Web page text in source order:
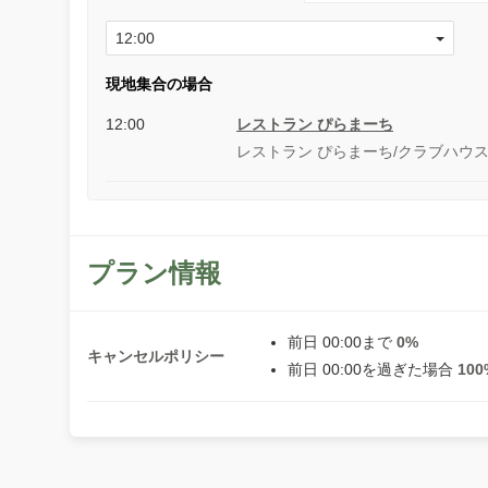
現地集合の場合
12:00
レストラン ぴらまーち
レストラン ぴらまーち/クラブハウ
プラン情報
キャンセルポリシー
前日 00:00まで 0%
前日 00:00を過ぎた場合